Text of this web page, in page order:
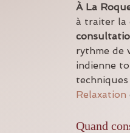
À La
à traiter la
rythme de
indienne
Relaxation
Quand